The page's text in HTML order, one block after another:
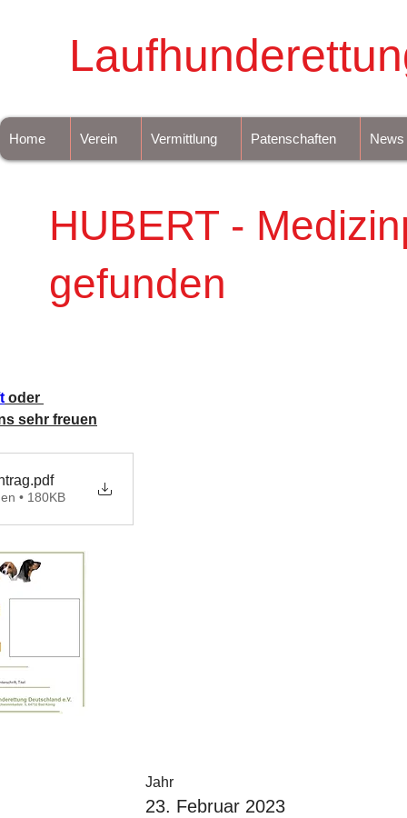
Home Verein Vermittlung Patenschaften News
HUBERT -
gefunden
oder
sehr freuen
.pdf
• 180KB
Jahr
23. Februar 2023